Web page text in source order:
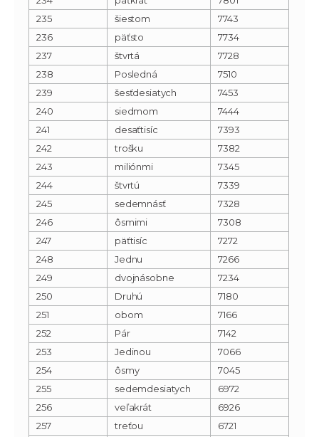
235
šiestom
7743
236
päťsto
7734
237
štvrtá
7728
238
Posledná
7510
239
šesťdesiatych
7453
240
siedmom
7444
241
desaťtisíc
7393
242
trošku
7382
243
miliónmi
7345
244
štvrtú
7339
245
sedemnásť
7328
246
ôsmimi
7308
247
päťtisíc
7272
248
Jednu
7266
249
dvojnásobne
7234
250
Druhú
7180
251
obom
7166
252
Pár
7142
253
Jedinou
7066
254
ôsmy
7045
255
sedemdesiatych
6972
256
veľakrát
6926
257
treťou
6721